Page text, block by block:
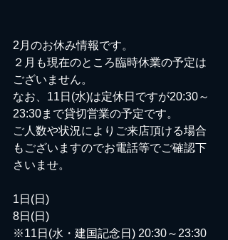
2月のお休み情報です。
２月も現在のところ臨時休業の予定は
ございません。
なお、11日(水)は定休日ですが20:30～
23:30まで貸切営業の予定です。
ご人数や状況によりご来店頂ける場合
もございますのでお電話等でご確認下
さいませ。
1日(日)
8日(日)
※11日(水・建国記念日) 20:30～23:30